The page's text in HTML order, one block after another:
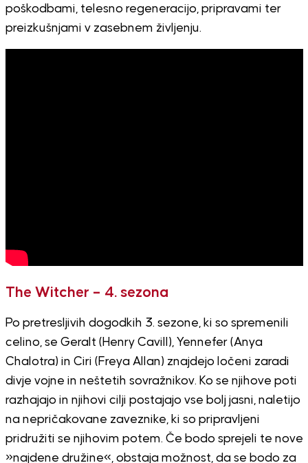
poškodbami, telesno regeneracijo, pripravami ter
preizkušnjami v zasebnem življenju.
The Witcher – 4. sezona
Po pretresljivih dogodkih 3. sezone, ki so spremenili
celino, se Geralt (Henry Cavill), Yennefer (Anya
Chalotra) in Ciri (Freya Allan) znajdejo ločeni zaradi
divje vojne in neštetih sovražnikov. Ko se njihove poti
razhajajo in njihovi cilji postajajo vse bolj jasni, naletijo
na nepričakovane zaveznike, ki so pripravljeni
pridružiti se njihovim potem. Če bodo sprejeli te nove
»najdene družine«, obstaja možnost, da se bodo za